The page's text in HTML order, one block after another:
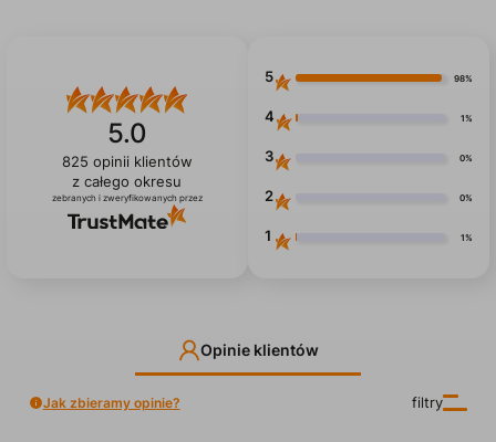
5.0
825 opinii klientów
z całego okresu
zebranych i zweryfikowanych przez
5 98%
4 1%
3 0%
2 0%
1 1%
Opinie klientów
filtry
Jak zbieramy opinie?